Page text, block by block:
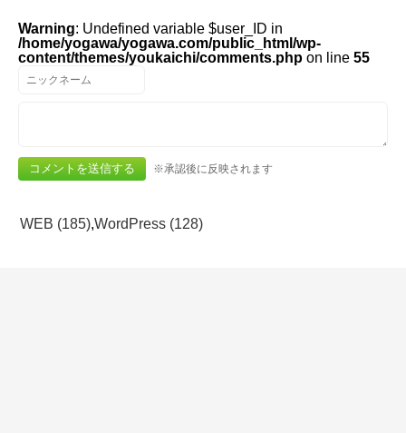
Warning: Undefined variable $user_ID in
/home/yogawa/yogawa.com/public_html/wp-
content/themes/youkaichi/comments.php on line 55
※承認後に反映されます
WEB (185),WordPress (128)